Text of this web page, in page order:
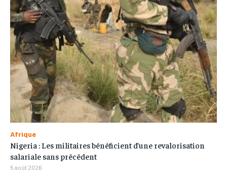
Afrique
Nigeria : Les militaires bénéficient d’une revalorisation
salariale sans précédent
5 août 2026